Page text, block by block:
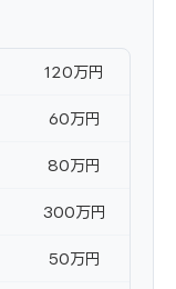
120万円
60万円
80万円
300万円
50万円